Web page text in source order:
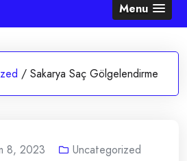
Menu
/ Sakarya Saç Gölgelendirme
8, 2023 Uncategorized